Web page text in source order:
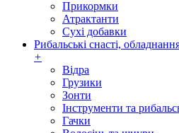
Прикормки
Атрактанти
Сухі добавки
Рибальські снасті,
+
Відра
Грузики
Зонти
Інструменти та
Гачки